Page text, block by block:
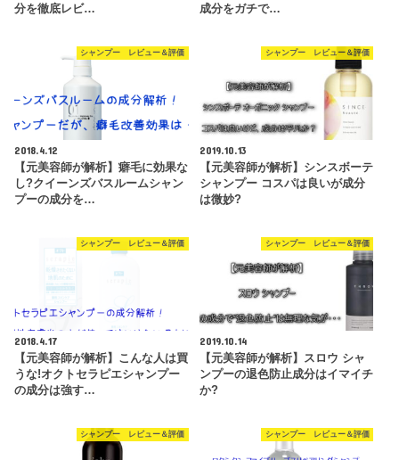
分を徹底レビ…
成分をガチで…
シャンプー レビュー＆評価
2018.4.12
【元美容師が解析】癖毛に効果な
し?クイーンズバスルームシャン
プーの成分を…
シャンプー レビュー＆評価
2019.10.13
【元美容師が解析】シンスボーテ
シャンプー コスパは良いが成分
は微妙?
シャンプー レビュー＆評価
2018.4.17
【元美容師が解析】こんな人は買
うな!オクトセラピエシャンプー
の成分は強す…
シャンプー レビュー＆評価
2019.10.14
【元美容師が解析】スロウ シャ
ンプーの退色防止成分はイマイチ
か?
シャンプー レビュー＆評価 シャンプー レビュー＆評価